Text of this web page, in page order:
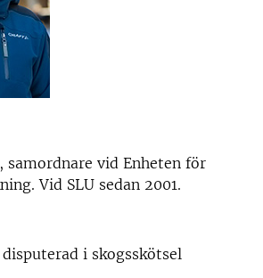
samordnare vid Enheten för
Vid SLU sedan 2001.
i skogsskötsel